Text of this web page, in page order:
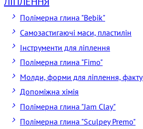
Полімерна глина "Bebik"
Самозастигаючі маси, пластилін
Інструменти для ліплення
Полімерна глина "Fimo"
Молди, форми для ліплення,
Допоміжна хімія
Полімерна глина "Jam Clay"
Полімерна глина "Sculpey Premo"